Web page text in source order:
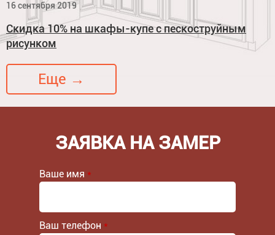
16 сентября 2019
Скидка 10% на шкафы-купе с пескоструйным
рисунком
Еще →
ЗАЯВКА НА ЗАМЕР
Ваше имя *
Ваш телефон *